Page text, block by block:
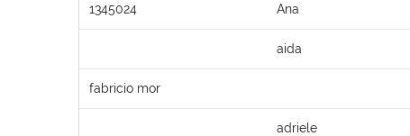
1345024 Ana
aida
fabricio mor
adriele